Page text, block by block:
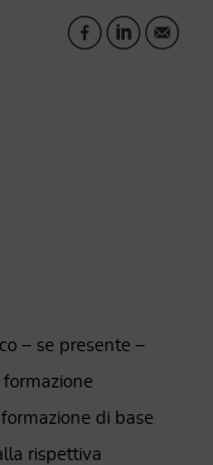
– se presente –
di base
rispettiva